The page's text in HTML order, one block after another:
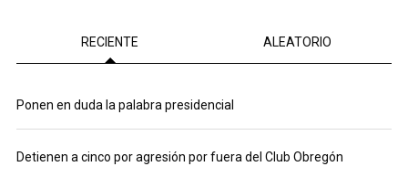
RECIENTE ALEATORIO
Ponen en duda la palabra presidencial
Detienen a cinco por agresión por fuera del Club Obregón